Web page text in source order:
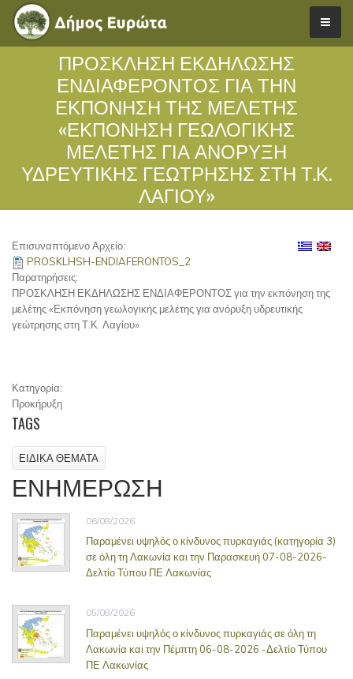
ΠΡΟΣΚΛΗΣΗ ΕΚΔΗΛΩΣΗΣ
ΕΝΔΙΑΦΕΡΟΝΤΟΣ ΓΙΑ ΤΗΝ
ΕΚΠΌΝΗΣΗ ΤΗΣ ΜΕΛΈΤΗΣ
«ΕΚΠΌΝΗΣΗ ΓΕΩΛΟΓΙΚΉΣ
ΜΕΛΈΤΗΣ ΓΙΑ ΑΝΌΡΥΞΗ
ΥΔΡΕΥΤΙΚΉΣ ΓΕΏΤΡΗΣΗΣ ΣΤΗ Τ.Κ.
ΛΑΓΊΟΥ»
Επισυναπτόμενο Αρχείο:
PROSKLHSH-ENDIAFERONTOS_2
Παρατηρήσεις:
ΠΡΟΣΚΛΗΣΗ ΕΚΔΗΛΩΣΗΣ ΕΝΔΙΑΦΕΡΟΝΤΟΣ για την εκπόνηση της
μελέτης «Εκπόνηση γεωλογικής μελέτης για ανόρυξη υδρευτικής
γεώτρησης στη Τ.Κ. Λαγίου»
Κατηγορία:
Προκήρυξη
TAGS
ΕΙΔΙΚΑ ΘΕΜΑΤΑ
ΕΝΗΜΕΡΩΣΗ
06/08/2026
Παραμένει υψηλός ο κίνδυνος πυρκαγιάς (κατηγορία 3)
σε όλη τη Λακωνία και την Παρασκευή 07-08-2026-
Δελτίο Τύπου ΠΕ Λακωνίας
05/08/2026
Παραμένει υψηλός ο κίνδυνος πυρκαγιάς σε όλη τη
Λακωνία και την Πέμπτη 06-08-2026 -Δελτίο Τύπου
ΠΕ Λακωνίας